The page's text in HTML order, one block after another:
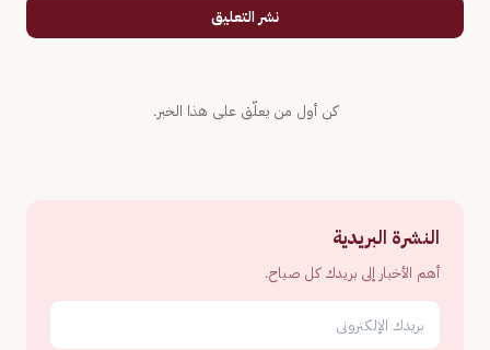
نشر التعليق
كن أول من يعلّق على هذا الخبر.
النشرة البريدية
أهم الأخبار إلى بريدك كل صباح.